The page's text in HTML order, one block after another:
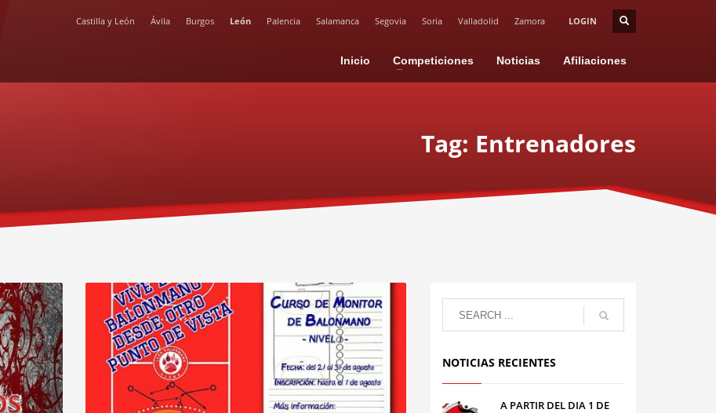
Castilla y León Ávila Burgos León Palencia Salamanca Segovia Soria Valladolid Zamora LOGIN
Inicio Competiciones Noticias Afiliaciones
Tag: Entrenadores
NOTICIAS RECIENTES
A PARTIR DEL DIA 1 DE